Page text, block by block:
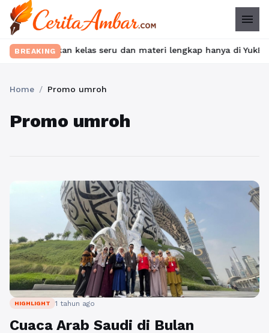
menu
BREAKINGkelas seru dan materi lengkap hanya di
Home / Promo umroh
Promo umroh
HIGHLIGHT 1 tahun ago
Cuaca Arab Saudi di Bulan